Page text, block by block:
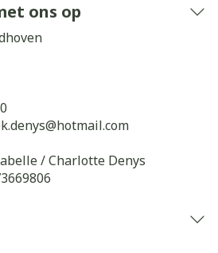
ons op
hotmail.com
/ Charlotte Denys